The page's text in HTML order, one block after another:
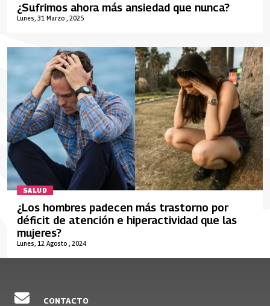
Lunes, 31 Marzo , 2025
¿Sufrimos ahora más ansiedad que nunca?
SALUD
Lunes, 12 Agosto , 2024
¿Los hombres padecen más trastorno por
déficit de atención e hiperactividad que las
mujeres?
CONTACTO